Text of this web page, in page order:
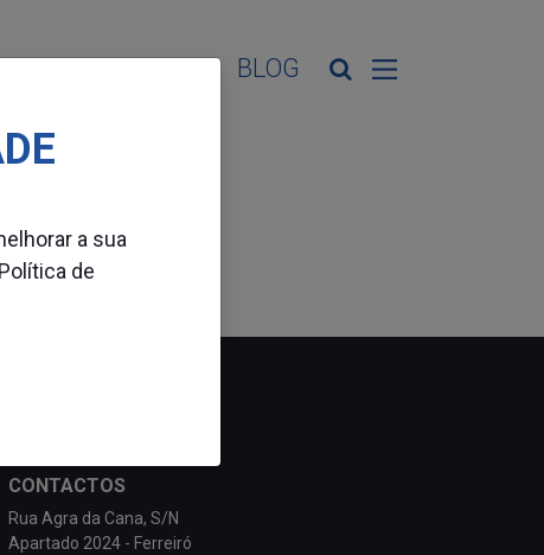
DE ATIVIDADE BLOG
CONTACTOS
Rua Agra da Cana, S/N
Apartado 2024 - Ferreiró
a sua
Política de